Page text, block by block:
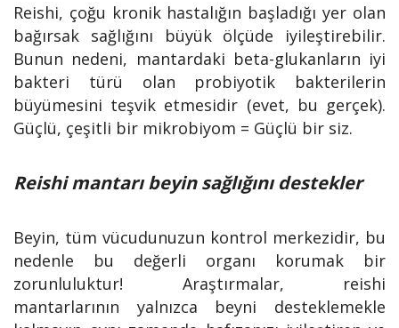
Reishi, çoğu kronik hastalığın başladığı yer olan
bağırsak sağlığını büyük ölçüde iyileştirebilir.
Bunun nedeni, mantardaki beta-glukanların iyi
bakteri türü olan probiyotik bakterilerin
büyümesini teşvik etmesidir (evet, bu gerçek).
Güçlü, çeşitli bir mikrobiyom = Güçlü bir siz.
Reishi mantarı beyin sağlığını destekler
Beyin, tüm vücudunuzun kontrol merkezidir, bu
nedenle bu değerli organı korumak bir
zorunluluktur! Araştırmalar, reishi
mantarlarının yalnızca beyni desteklemekle